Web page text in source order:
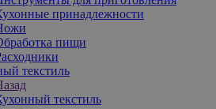
принадлежности
пищи
текстиль
текстиль